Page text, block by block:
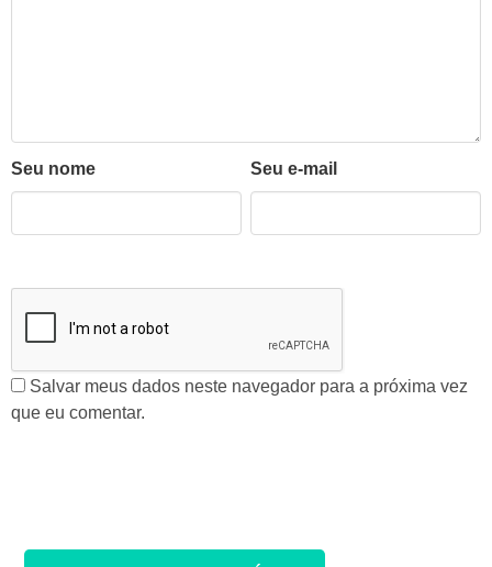
Seu nome Seu e-mail
Salvar meus dados neste navegador para a próxima vez
que eu comentar.